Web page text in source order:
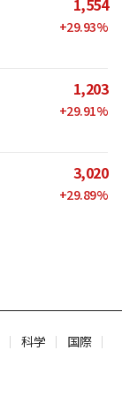
1,554
+29.93%
1,203
+29.91%
3,020
+29.89%
科学
国際